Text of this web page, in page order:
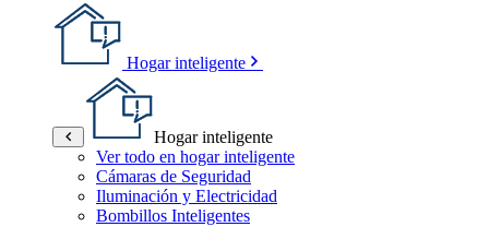
Hogar inteligente
Hogar inteligente
Ver todo en hogar inteligente
Cámaras de Seguridad
Iluminación y Electricidad
Bombillos Inteligentes